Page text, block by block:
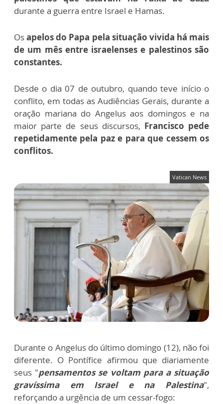
durante a guerra entre Israel e Hamas.
Osapelos do Papa pela situação vivida há mais
de um mês entre israelenses e palestinos são
constantes.
Desde o dia 07 de outubro, quando teve início o
conflito, em todas as Audiências Gerais, durante a
oração mariana do Angelus aos domingos e na
maior parte de seus discursos, Francisco pede
repetidamente pela paz e para que cessem os
conflitos.
Vatican News
Durante o Angelus do último domingo (12), não foi
diferente. O Pontífice afirmou que diariamente
seus "pensamentos se voltam para a situação
gravíssima em Israel e na Palestina",
reforçando a urgência de um cessar-fogo: